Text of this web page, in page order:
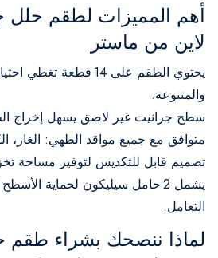
أهم المميزات لطقم حلل
لاين من ماستر
يحتوي الطقم على 14 قطعة
والمتنوعة.
سطح جرانيت غير لاصق يسهل إخراج
متوافق مع جميع مواقد الطهي: الغاز،
تصميم قابل للتكديس لتوفير مساحة
يشمل 2 حامل سيليكون لحماية
التعامل.
لماذا ننصحك بشراء طقم